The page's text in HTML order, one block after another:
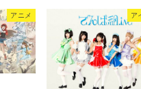
アニメ ア